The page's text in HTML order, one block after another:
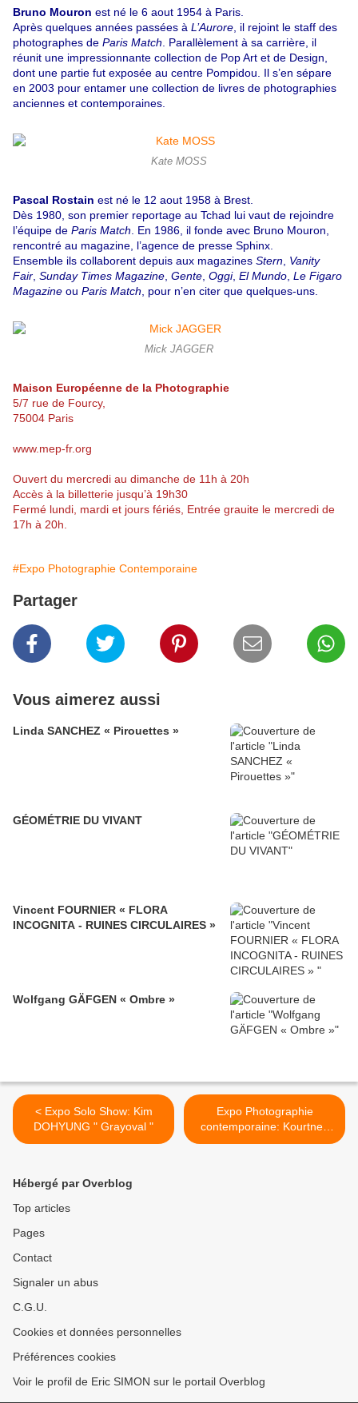
Bruno Mouron est né le 6 aout 1954 à Paris.
Après quelques années passées à L’Aurore , il rejoint le staff des
photographes de Paris Match . Parallèlement à sa carrière, il
réunit une impressionnante collection de Pop Art et de Design,
dont une partie fut exposée au centre Pompidou. Il s’en sépare
en 2003 pour entamer une collection de livres de photographies
anciennes et contemporaines.
Kate MOSS
Pascal Rostain est né le 12 aout 1958 à Brest.
Dès 1980, son premier reportage au Tchad lui vaut de rejoindre
l’équipe de Paris Match . En 1986, il fonde avec Bruno Mouron,
rencontré au magazine, l’agence de presse Sphinx.
Ensemble ils collaborent depuis aux magazines Stern Vanity
Fair Sunday Times Magazine Gente Oggi, El Mundo Le Figaro
Magazine ou Paris Match , pour n’en citer que quelques-uns.
Mick JAGGER
Maison Européenne de la Photographie
5/7 rue de Fourcy,
75004 Paris
www.mep-fr.org
Ouvert du mercredi au dimanche de 11h à 20h
Accès à la billetterie jusqu’à 19h30
Fermé lundi, mardi et jours fériés , Entrée grauite le mercredi de
17h à 20h.
#Expo Photographie Contemporaine
Partager
Vous aimerez aussi
Linda SANCHEZ « Pirouettes »
GÉOMÉTRIE DU VIVANT
Vincent FOURNIER « FLORA
INCOGNITA - RUINES CIRCULAIRES »
Wolfgang GÄFGEN « Ombre »
< Expo Solo Show: Kim
DOHYUNG " Grayoval "
Expo Photographie
contemporaine: Kourtney
ROY "Fixed in No-Time" >
Hébergé par Overblog
Top articles
Pages
Contact
Signaler un abus
C.G.U.
Cookies et données personnelles
Préférences cookies
Voir le profil de Eric SIMON sur le portail Overblog